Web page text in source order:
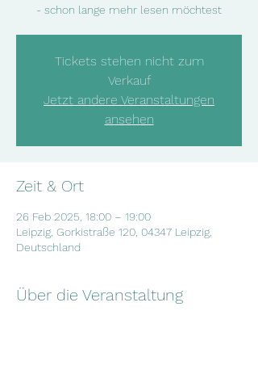
- schon lange mehr lesen möchtest
Tickets stehen nicht zum
Verkauf
Jetzt andere Veranstaltungen
ansehen
Zeit & Ort
26 Feb 2025, 18:00 – 19:00
Leipzig, Gorkistraße 120, 04347 Leipzig,
Deutschland
Über die Veranstaltung